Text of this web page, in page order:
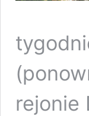
rejonie